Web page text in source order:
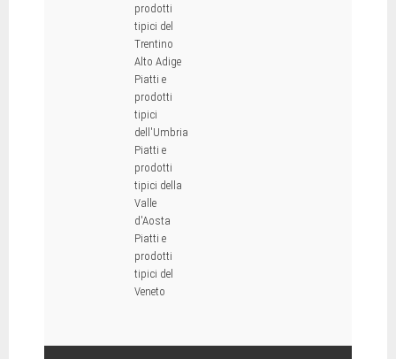
prodotti
tipici del
Trentino
Alto Adige
Piatti e
prodotti
tipici
dell'Umbria
Piatti e
prodotti
tipici della
Valle
d'Aosta
Piatti e
prodotti
tipici del
Veneto